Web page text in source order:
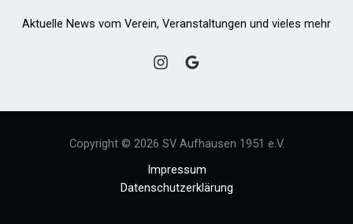
Aktuelle News vom Verein, Veranstaltungen und vieles mehr
Copyright © 2026 SV Aufhausen 1951 e.V.
Impressum
Datenschutzerklärung